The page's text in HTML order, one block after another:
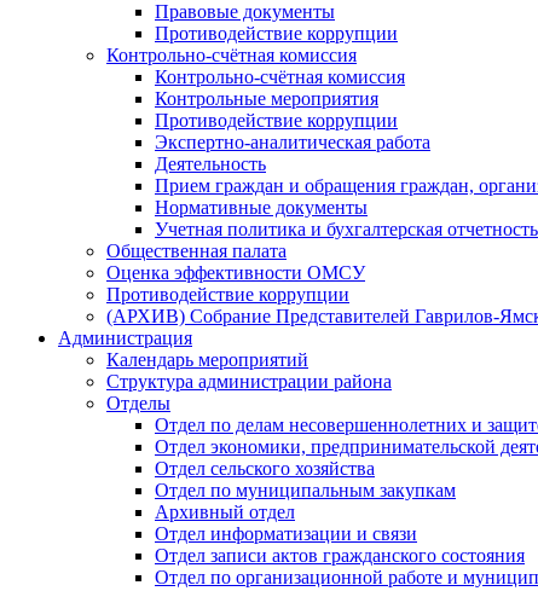
Правовые документы
Противодействие коррупции
Контрольно-счётная комиссия
Контрольно-счётная комиссия
Контрольные мероприятия
Противодействие коррупции
Экспертно-аналитическая работа
Деятельность
Прием граждан и обращения граждан,
Нормативные документы
Учетная политика и бухгалтерская отчетность
Общественная палата
Оценка эффективности ОМСУ
Противодействие коррупции
(АРХИВ) Собрание Представителей Гаврилов-
Администрация
Календарь мероприятий
Структура администрации района
Отделы
Отдел по делам несовершеннолетних и
Отдел экономики, предпринимательской
Отдел сельского хозяйства
Отдел по муниципальным закупкам
Архивный отдел
Отдел информатизации и связи
Отдел записи актов гражданского состояния
Отдел по организационной работе и